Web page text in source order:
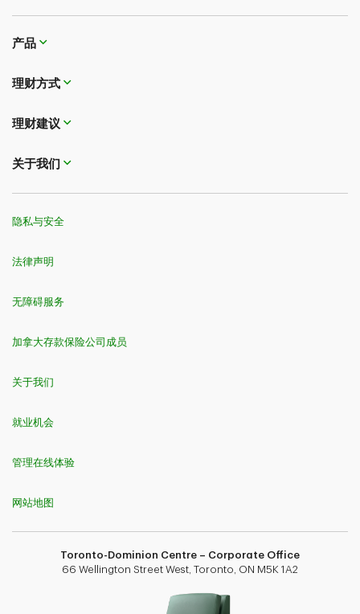
产品
理财方式
理财建议
关于我们
隐私与安全
法律声明
无障碍服务
加拿大存款保险公司成员
关于我们
就业机会
管理在线体验
网站地图
Toronto-Dominion Centre – Corporate Office
66 Wellington Street West, Toronto, ON M5K 1A2